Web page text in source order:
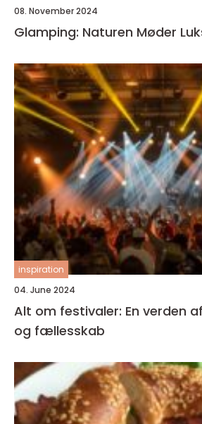
08. November 2024
Glamping: Naturen Møder
inspiration
04. June 2024
Alt om festivaler: En verden
og fællesskab